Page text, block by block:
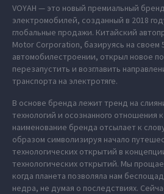
VOYAH — это новый премиальный
электромобилей, созданный в 2018
глобальные продажи. Китайский
Motor Corporation, базируясь на своем
автомобилестроении, открыл новое
перезапустить и возглавить
транспорта на электротяге.
В основе бренда лежит тренд на
технологий и осознанного отношения
наименование бренда отсылает к
образом символизируя начало
технологических открытий в
технологических открытий. Мы
когда планета позволяла нам
недра, не думая о последствиях.